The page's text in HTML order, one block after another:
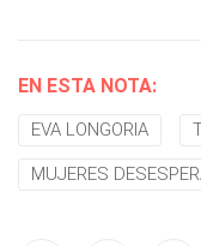
EN ESTA NOTA:
EVA LONGORIA
MUJERES